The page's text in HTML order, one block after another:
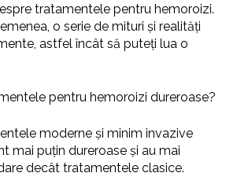
tratamentele pentru hemoroizi.
o serie de mituri și realități
astfel încât să puteți lua o
pentru hemoroizi dureroase?
moderne și minim invazive
mai puțin dureroase și au mai
decât tratamentele clasice.